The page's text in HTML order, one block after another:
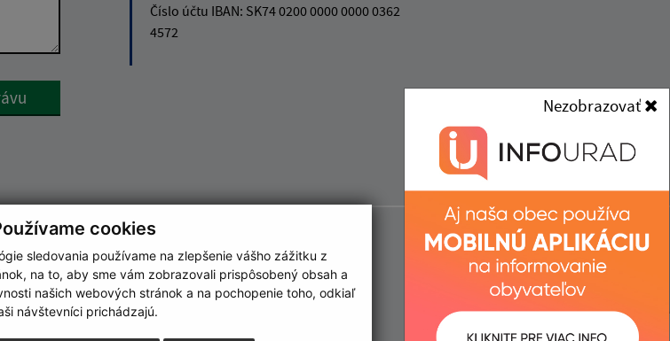
cookies
sledovania používame na zlepšenie vášho zážitku z
na to, aby sme vám zobrazovali prispôsobený obsah a
našich webových stránok a na pochopenie toho, odkiaľ
návštevníci prichádzajú.
Nezobrazovať
Číslo účtu IBAN: SK74 0200 0000 0000 0362
4572